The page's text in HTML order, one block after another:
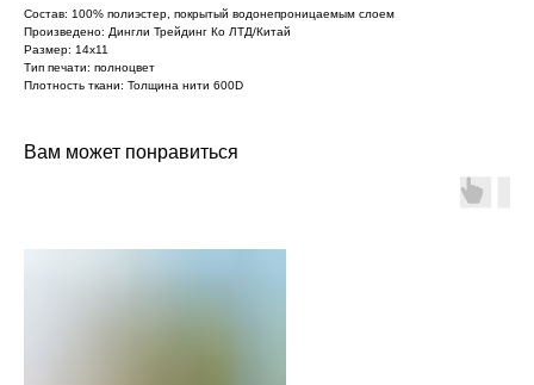
Состав: 100% полиэстер, покрытый водонепроницаемым слоем
Произведено: Дингли Трейдинг Ко ЛТД/Китай
Размер: 14х11
Тип печати: полноцвет
Плотность ткани: Толщина нити 600D
Вам может понравиться